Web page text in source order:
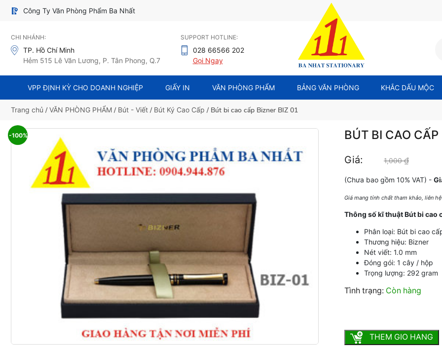
Công Ty Văn Phòng Phẩm Ba Nhất
CHI NHÁNH:
TP. Hồ Chí Minh
Hẻm 515 Lê Văn Lương, P. Tân Phong, Q.7
SUPPORT HOTLINE:
028 66566 202
Gọi Ngay
VPP ĐỊNH KỲ CHO DOANH NGHIỆP GIẤY IN VĂN PHÒNG PHẨM BẢNG VĂN PHÒNG KHẮC DẤU MỘC
Trang chủ /VĂN PHÒNG PHẨM / Bút - Viết / Bút Ký Cao Cấp / Bút bi cao cấp Bizner BIZ 01
-100% BÚT BI CAO CẤP
Giá: 1,000₫
(Chưa bao gồm 10% VAT) -
Giá mang tính chất tham khảo, liên
Thông số kĩ thuật Bút bi cao
Phân loại: Bút bi cao
Thương hiệu: Bizner
Nét viết: 1.0 mm
Đóng gói: 1 cây / hộp
Trọng lượng: 292 gram
Tình trạng: Còn hàng
THEM GIO HANG